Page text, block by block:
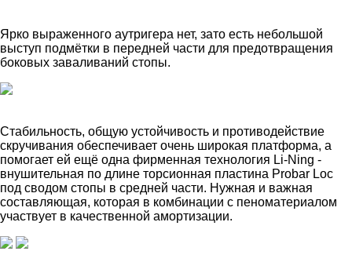
Ярко выраженного аутригера нет, зато есть небольшой
выступ подмётки в передней части для предотвращения
боковых заваливаний стопы.
Стабильность, общую устойчивость и противодействие
скручивания обеспечивает очень широкая платформа, а
помогает ей ещё одна фирменная технология Li-Ning -
внушительная по длине торсионная пластина Probar Loc
под сводом стопы в средней части. Нужная и важная
составляющая, которая в комбинации с пеноматериалом
участвует в качественной амортизации.